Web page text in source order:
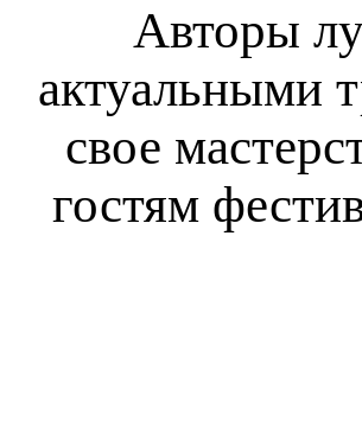
Авторы
актуальными
свое
гостям